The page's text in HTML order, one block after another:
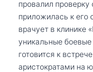
провалил
приложилась к его
врачует в клинике
уникальные
готовится к
аристократами на